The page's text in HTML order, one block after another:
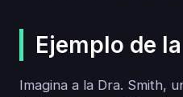
Ejemplo de
Imagina a la Dra. Smith,